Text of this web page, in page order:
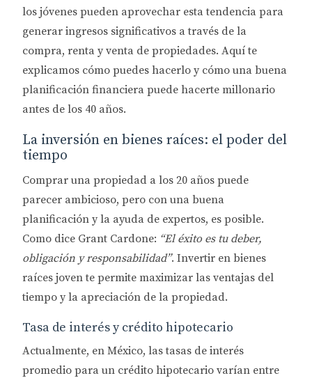
los jóvenes pueden aprovechar esta tendencia para
generar ingresos significativos a través de la
compra, renta y venta de propiedades. Aquí te
explicamos cómo puedes hacerlo y cómo una buena
planificación financiera puede hacerte millonario
antes de los 40 años.
La inversión en bienes raíces: el poder del
tiempo
Comprar una propiedad a los 20 años puede
parecer ambicioso, pero con una buena
planificación y la ayuda de expertos, es posible.
Como dice Grant Cardone: “El éxito es tu deber,
obligación y responsabilidad”. Invertir en bienes
raíces joven te permite maximizar las ventajas del
tiempo y la apreciación de la propiedad.
Tasa de interés y crédito hipotecario
Actualmente, en México, las tasas de interés
promedio para un crédito hipotecario varían entre